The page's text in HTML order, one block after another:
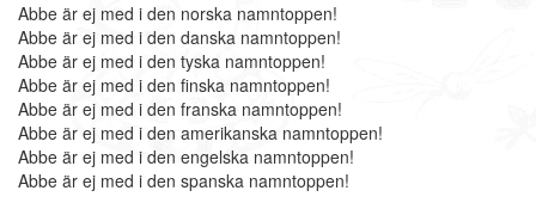
Abbe är ej med i den norska namntoppen!
Abbe är ej med i den danska namntoppen!
Abbe är ej med i den tyska namntoppen!
Abbe är ej med i den finska namntoppen!
Abbe är ej med i den franska namntoppen!
Abbe är ej med i den amerikanska namntoppen!
Abbe är ej med i den engelska namntoppen!
Abbe är ej med i den spanska namntoppen!